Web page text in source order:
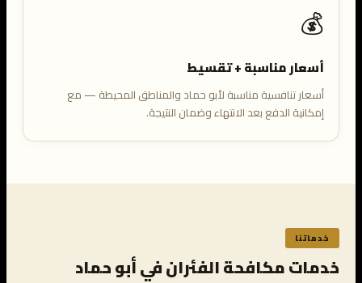
💰
أسعار مناسبة + تقسيط
أسعار تنافسية مناسبة لأبو حماد والمناطق المحيطة — مع
إمكانية الدفع بعد الانتهاء وضمان النتيجة.
خدماتنا
خدمات مكافحة الفئران في أبو حماد